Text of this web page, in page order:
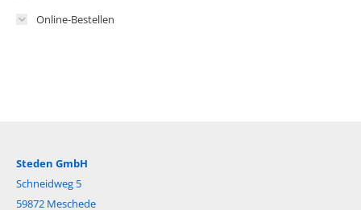
Online-Bestellen
Steden GmbH
Schneidweg 5
59872 Meschede